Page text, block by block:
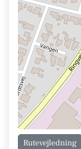
Rutevejledning